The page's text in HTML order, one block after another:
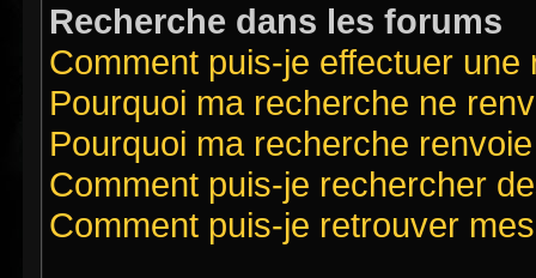
Recherche dans les forums
Comment puis-je effectuer
Pourquoi ma recherche ne
Pourquoi ma recherche
Comment puis-je rechercher
Comment puis-je retrouver